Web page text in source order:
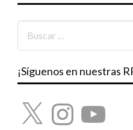
¡Síguenos en nuestras
X InstagramYouTube